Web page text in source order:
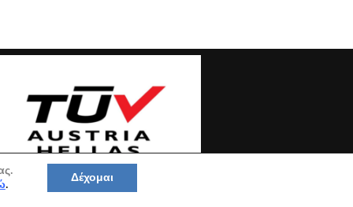
. Δέχομαι